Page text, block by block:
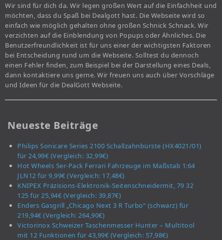
Wir sind für dich da. Wir legen großen Wert auf die Einfachheit und
möchten, dass du Spaß bei Dealgott hast. Die Webseite wird so
einfach wie möglich gehalten ohne großen Schnick Schnack. Wir
verzichten auf die Einblendung von Popups oder Ähnliches. Die
Benutzerfreundlichkeit ist für uns einer der wichtigsten Faktoren
bei Entscheidung rund um die Webseite. Solltest du dennoch
einen Fehler finden, zum Beispiel bei der Darstellung eines Deals,
dann kontaktiere uns gerne. Wir freuen uns auch über Vorschläge
und Ideen für die DealGott Webseite.
Neueste Beiträge
Philips Sonicare Series 2100 Schallzahnbürste (HX4021/01)
für 24,99€ (Vergleich: 32,99€)
Hot Wheels 5er-Pack Ferrari Fahrzeuge im Maßstab 1:64
JLN12 für 9,99€ (Vergleich: 17,48€)
KNIPEX Präzisions-Elektronik-Seitenschneidermit, 79 32
125 für 25,94€ (Vergleich: 39,87€)
Enders Gasgrill „Chicago Next 3 R Turbo“ (schwarz) für
219,94€ (Vergleich: 264,90€)
Victorinox Schweizer Taschenmesser Hunter – Multitool
mit 12 Funktionen für 43,99€ (Vergleich: 57,98€)